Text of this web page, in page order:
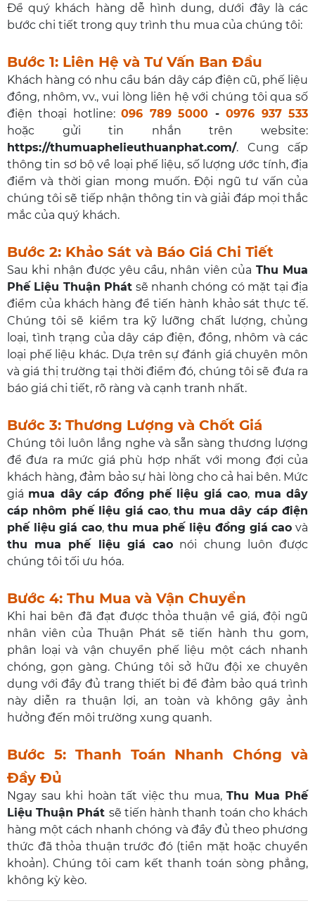
Để quý khách hàng dễ hình dung, dưới đây là các
bước chi tiết trong quy trình thu mua của chúng tôi:
Bước 1: Liên Hệ và Tư Vấn Ban Đầu
Khách hàng có nhu cầu bán dây cáp điện cũ, phế liệu
đồng, nhôm, vv., vui lòng liên hệ với chúng tôi qua số
điện thoại hotline:096 789 5000 -0976 937 533
hoặc gửi tin nhắn trên website:
https://thumuaphelieuthuanphat.com/. Cung cấp
thông tin sơ bộ về loại phế liệu, số lượng ước tính, địa
điểm và thời gian mong muốn. Đội ngũ tư vấn của
chúng tôi sẽ tiếp nhận thông tin và giải đáp mọi thắc
mắc của quý khách.
Bước 2: Khảo Sát và Báo Giá Chi Tiết
Sau khi nhận được yêu cầu, nhân viên của Thu Mua
Phế Liệu Thuận Phát sẽ nhanh chóng có mặt tại địa
điểm của khách hàng để tiến hành khảo sát thực tế.
Chúng tôi sẽ kiểm tra kỹ lưỡng chất lượng, chủng
loại, tình trạng của dây cáp điện, đồng, nhôm và các
loại phế liệu khác. Dựa trên sự đánh giá chuyên môn
và giá thị trường tại thời điểm đó, chúng tôi sẽ đưa ra
báo giá chi tiết, rõ ràng và cạnh tranh nhất.
Bước 3: Thương Lượng và Chốt Giá
Chúng tôi luôn lắng nghe và sẵn sàng thương lượng
để đưa ra mức giá phù hợp nhất với mong đợi của
khách hàng, đảm bảo sự hài lòng cho cả hai bên. Mức
giá mua dây cáp đồng phế liệu giá cao, mua dây
cáp nhôm phế liệu giá cao,thu mua dây cáp điện
phế liệu giá cao, thu mua phế liệu đồng giá cao và
thu mua phế liệu giá cao nói chung luôn được
chúng tôi tối ưu hóa.
Bước 4: Thu Mua và Vận Chuyển
Khi hai bên đã đạt được thỏa thuận về giá, đội ngũ
nhân viên của Thuận Phát sẽ tiến hành thu gom,
phân loại và vận chuyển phế liệu một cách nhanh
chóng, gọn gàng. Chúng tôi sở hữu đội xe chuyên
dụng với đầy đủ trang thiết bị để đảm bảo quá trình
này diễn ra thuận lợi, an toàn và không gây ảnh
hưởng đến môi trường xung quanh.
Bước 5: Thanh Toán Nhanh Chóng và
Đầy Đủ
Ngay sau khi hoàn tất việc thu mua, Thu Mua Phế
Liệu Thuận Phát sẽ tiến hành thanh toán cho khách
hàng một cách nhanh chóng và đầy đủ theo phương
thức đã thỏa thuận trước đó (tiền mặt hoặc chuyển
khoản). Chúng tôi cam kết thanh toán sòng phẳng,
không kỳ kèo.